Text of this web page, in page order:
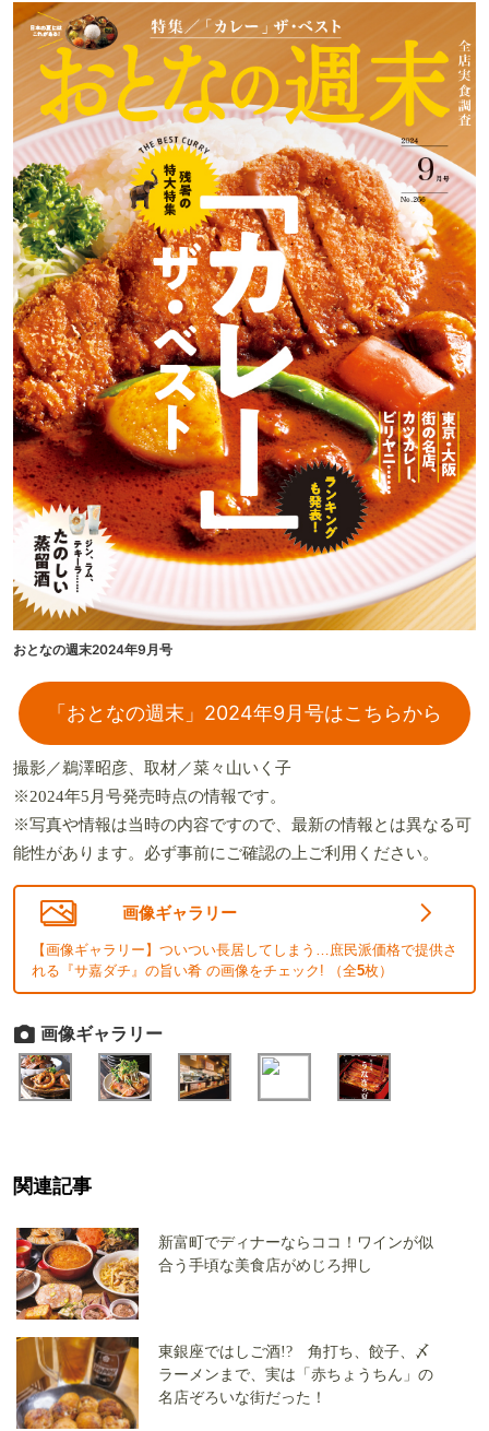
おとなの週末2024年9月号
「おとなの週末」2024年9月号はこちらから
撮影／鵜澤昭彦、取材／菜々山いく子
※2024年5月号発売時点の情報です。
※写真や情報は当時の内容ですので、最新の情報とは異なる可
能性があります。必ず事前にご確認の上ご利用ください。
画像ギャラリー
【画像ギャラリー】ついつい長居してしまう…庶民派価格で提供さ
れる『サ嘉ダチ』の旨い肴 の画像をチェック! （全5枚）
画像ギャラリー
関連記事
新富町でディナーならココ！ワインが似
合う手頃な美食店がめじろ押し
東銀座ではしご酒!? 角打ち、餃子、〆
ラーメンまで、実は「赤ちょうちん」の
名店ぞろいな街だった！